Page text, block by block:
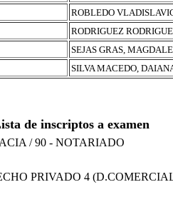
ROBLEDO
RODRIGUEZ
SEJAS GRAS,
SILVA MACEDO,
de inscriptos a examen
/ 90 - NOTARIADO
PRIVADO 4